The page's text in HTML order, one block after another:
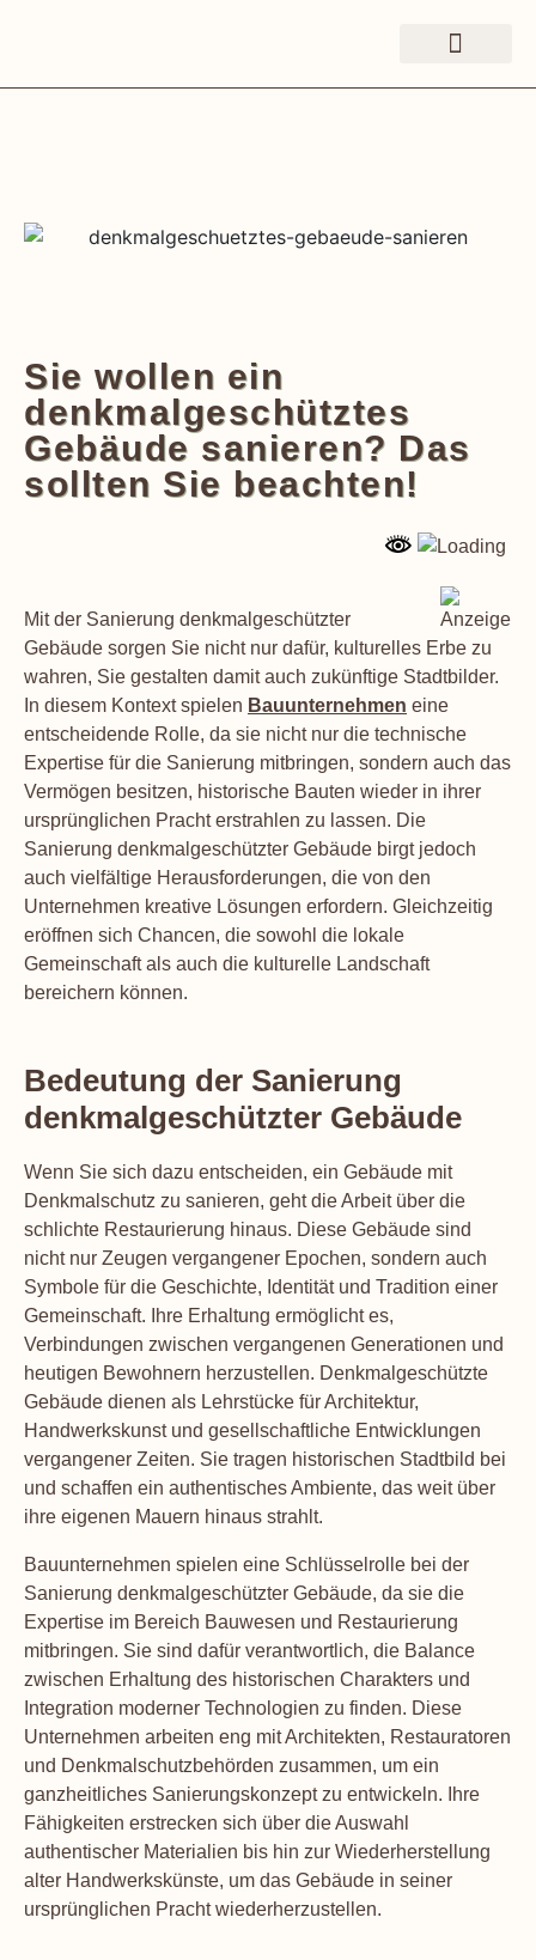
Sie wollen ein
denkmalgeschütztes
Gebäude sanieren? Das
sollten Sie beachten!
Mit der Sanierung denkmalgeschützter
Gebäude sorgen Sie nicht nur dafür, kulturelles Erbe zu
wahren, Sie gestalten damit auch zukünftige Stadtbilder.
In diesem Kontext spielen Bauunternehmen eine
entscheidende Rolle, da sie nicht nur die technische
Expertise für die Sanierung mitbringen, sondern auch das
Vermögen besitzen, historische Bauten wieder in ihrer
ursprünglichen Pracht erstrahlen zu lassen. Die
Sanierung denkmalgeschützter Gebäude birgt jedoch
auch vielfältige Herausforderungen, die von den
Unternehmen kreative Lösungen erfordern. Gleichzeitig
eröffnen sich Chancen, die sowohl die lokale
Gemeinschaft als auch die kulturelle Landschaft
bereichern können.
Bedeutung der Sanierung
denkmalgeschützter Gebäude
Wenn Sie sich dazu entscheiden, ein Gebäude mit
Denkmalschutz zu sanieren, geht die Arbeit über die
schlichte Restaurierung hinaus. Diese Gebäude sind
nicht nur Zeugen vergangener Epochen, sondern auch
Symbole für die Geschichte, Identität und Tradition einer
Gemeinschaft. Ihre Erhaltung ermöglicht es,
Verbindungen zwischen vergangenen Generationen und
heutigen Bewohnern herzustellen. Denkmalgeschützte
Gebäude dienen als Lehrstücke für Architektur,
Handwerkskunst und gesellschaftliche Entwicklungen
vergangener Zeiten. Sie tragen historischen Stadtbild bei
und schaffen ein authentisches Ambiente, das weit über
ihre eigenen Mauern hinaus strahlt.
Bauunternehmen spielen eine Schlüsselrolle bei der
Sanierung denkmalgeschützter Gebäude, da sie die
Expertise im Bereich Bauwesen und Restaurierung
mitbringen. Sie sind dafür verantwortlich, die Balance
zwischen Erhaltung des historischen Charakters und
Integration moderner Technologien zu finden. Diese
Unternehmen arbeiten eng mit Architekten, Restauratoren
und Denkmalschutzbehörden zusammen, um ein
ganzheitliches Sanierungskonzept zu entwickeln. Ihre
Fähigkeiten erstrecken sich über die Auswahl
authentischer Materialien bis hin zur Wiederherstellung
alter Handwerkskünste, um das Gebäude in seiner
ursprünglichen Pracht wiederherzustellen.